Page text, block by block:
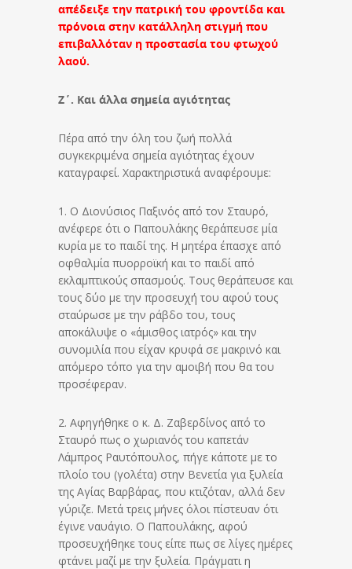
απέδειξε την πατρική του φροντίδα και
πρόνοια στην κατάλληλη στιγμή που
επιβαλλόταν η προστασία του φτωχού
λαού.
Ζ΄. Και άλλα σημεία αγιότητας
Πέρα από την όλη του ζωή πολλά
συγκεκριμένα σημεία αγιότητας έχουν
καταγραφεί. Χαρακτηριστικά αναφέρουμε:
1. Ο Διονύσιος Παξινός από τον Σταυρό,
ανέφερε ότι ο Παπουλάκης θεράπευσε μία
κυρία με το παιδί της. Η μητέρα έπασχε από
οφθαλμία πυορροϊκή και το παιδί από
εκλαμπτικούς σπασμούς. Τους θεράπευσε και
τους δύο με την προσευχή του αφού τους
σταύρωσε με την ράβδο του, τους
αποκάλυψε ο «άμισθος ιατρός» και την
συνομιλία που είχαν κρυφά σε μακρινό και
απόμερο τόπο για την αμοιβή που θα του
προσέφεραν.
2. Αφηγήθηκε ο κ. Δ. Ζαβερδίνος από το
Σταυρό πως ο χωριανός του καπετάν
Λάμπρος Ραυτόπουλος, πήγε κάποτε με το
πλοίο του (γολέτα) στην Βενετία για ξυλεία
της Αγίας Βαρβάρας, που κτιζόταν, αλλά δεν
γύριζε. Μετά τρεις μήνες όλοι πίστευαν ότι
έγινε ναυάγιο. Ο Παπουλάκης, αφού
προσευχήθηκε τους είπε πως σε λίγες ημέρες
φτάνει μαζί με την ξυλεία. Πράγματι η